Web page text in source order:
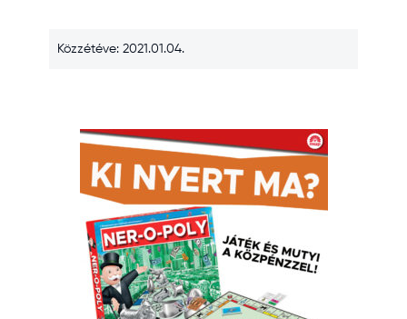
Közzétéve: 2021.01.04.